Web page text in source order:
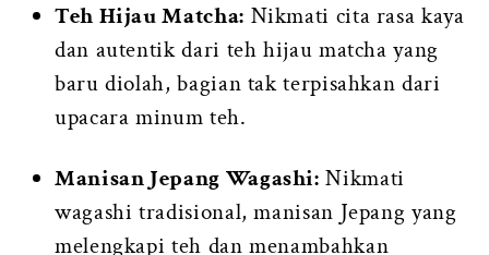
Teh Hijau Matcha: Nikmati cita rasa kaya
dan autentik dari teh hijau matcha yang
baru diolah, bagian tak terpisahkan dari
upacara minum teh.
Manisan Jepang Wagashi: Nikmati
wagashi tradisional, manisan Jepang yang
melengkapi teh dan menambahkan